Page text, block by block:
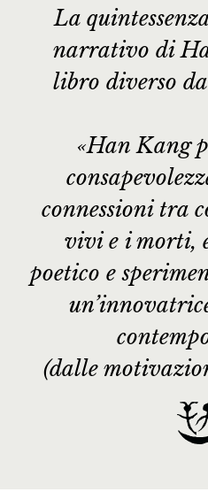
La
narrativo di
libro diverso
«Han Kang
connessioni tra
vivi e i morti,
poetico e
(dalle